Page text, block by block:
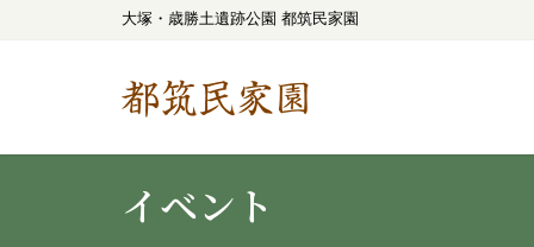
大塚・歳勝土遺跡公園 都筑民家園
都筑民家園
イベント